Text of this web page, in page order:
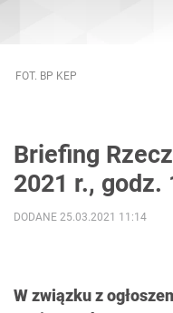
FOT. BP KEP
Briefing
2021 r., godz.
W związku z
DODANE 25.03.2021 11:14